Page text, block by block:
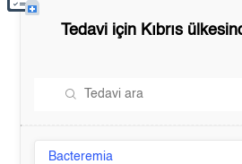
Tedavi için Kıbrıs
Bacteremia